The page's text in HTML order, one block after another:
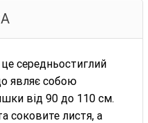
середньостиглий
являє собою
від 90 до 110 см.
соковите листя, а